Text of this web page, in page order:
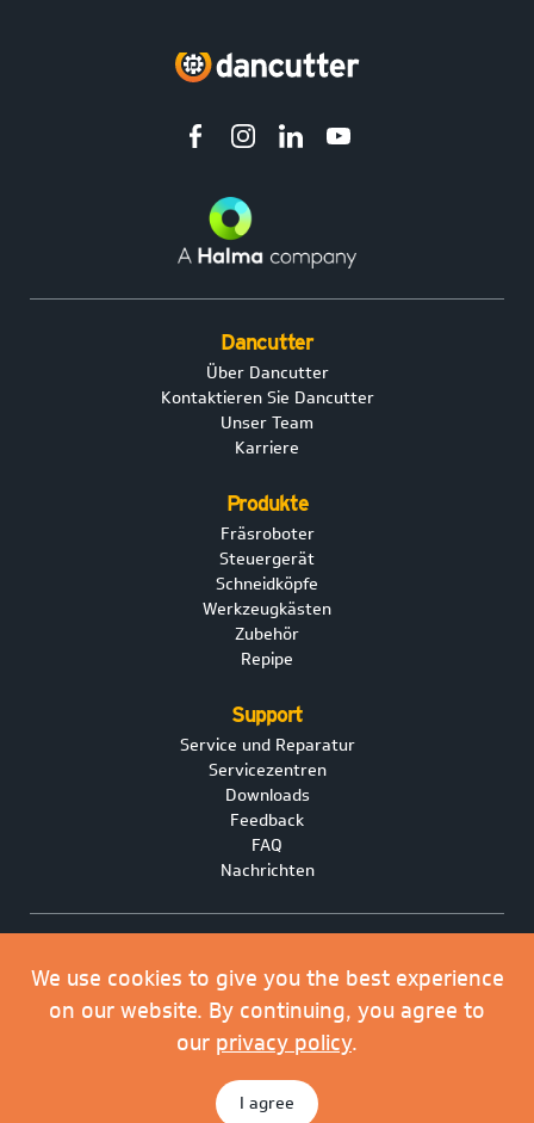
We use cookies to give you the best experience
on our website. By continuing, you agree to
our privacy policy.
I agree
Dancutter
Über Dancutter
Kontaktieren Sie Dancutter
Unser Team
Karriere
Produkte
Fräsroboter
Steuergerät
Schneidköpfe
Werkzeugkästen
Zubehör
Repipe
Support
Service und Reparatur
Servicezentren
Downloads
Feedback
FAQ
Nachrichten
Purchase Order Terms & Conditions
Terms of Sale & Delivery
Cookie Policy
© 2026 Dancutter A/S. Dancutter A/S is a Halma Company.